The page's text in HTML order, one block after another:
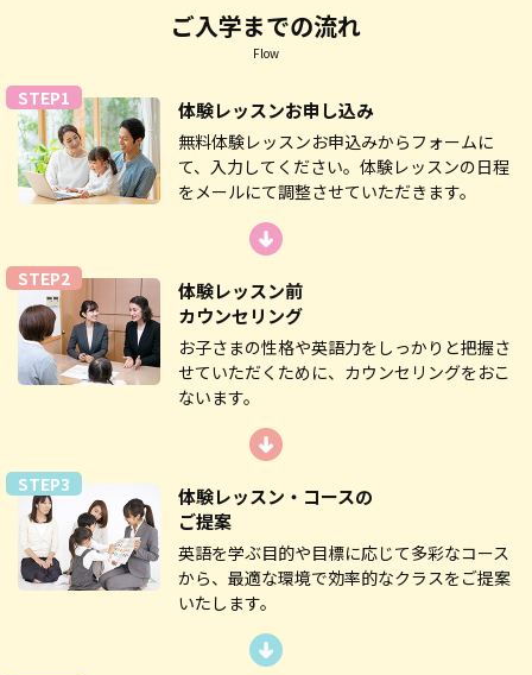
ご入学までの流れ
Flow
STEP1 体験レッスンお申し込み
無料体験レッスンお申込みからフォームに
て、入力してください。体験レッスンの日程
をメールにて調整させていただきます。
STEP2
体験レッスン前
カウンセリング
お子さまの性格や英語力をしっかりと把握さ
せていただくために、カウンセリングをおこ
ないます。
STEP3
体験レッスン・コースの
ご提案
英語を学ぶ目的や目標に応じて多彩なコース
から、最適な環境で効率的なクラスをご提案
いたします。